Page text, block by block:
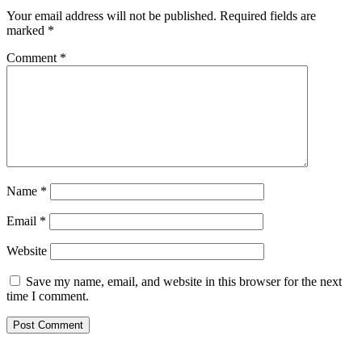
Your email address will not be published. Required fields are
marked *
Comment *
Name *
Email *
Website
Save my name, email, and website in this browser for the next
time I comment.